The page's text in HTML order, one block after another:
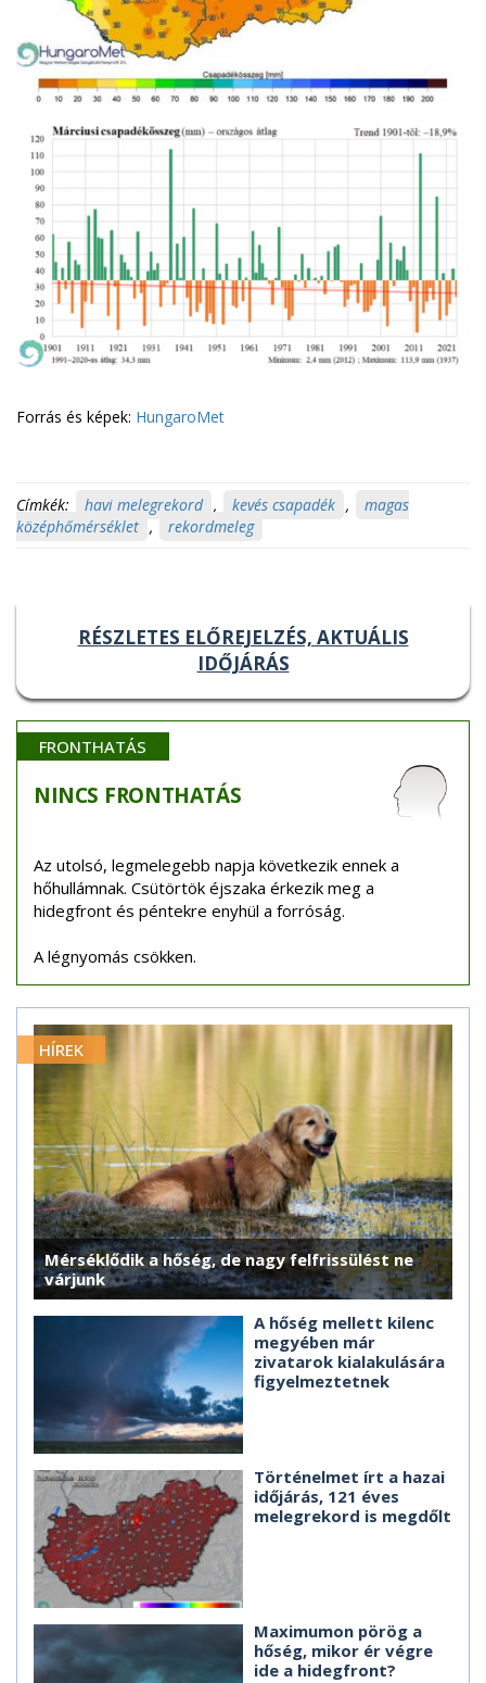
Forrás és képek: HungaroMet
Címkék: havi melegrekord , kevés csapadék ,
magas
középhőmérséklet , rekordmeleg
RÉSZLETES ELŐREJELZÉS, AKTUÁLIS
IDŐJÁRÁS
FRONTHATÁS
NINCS FRONTHATÁS
Az utolsó, legmelegebb napja következik ennek a
hőhullámnak. Csütörtök éjszaka érkezik meg a
hidegfront és péntekre enyhül a forróság.
A légnyomás csökken.
HÍREK
Mérséklődik a hőség, de nagy felfrissülést ne
várjunk
A hőség mellett kilenc
megyében már
zivatarok kialakulására
figyelmeztetnek
Történelmet írt a hazai
időjárás, 121 éves
melegrekord is megdőlt
Maximumon pörög a
hőség, mikor ér végre
ide a hidegfront?